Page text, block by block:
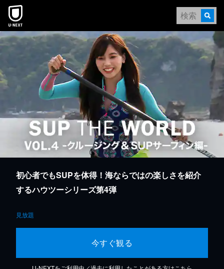
本文へスキップ
初心者でもSUPを体得！海ならではの楽しさを紹介
するハウツーシリーズ第4弾
見放題
今すぐ観る